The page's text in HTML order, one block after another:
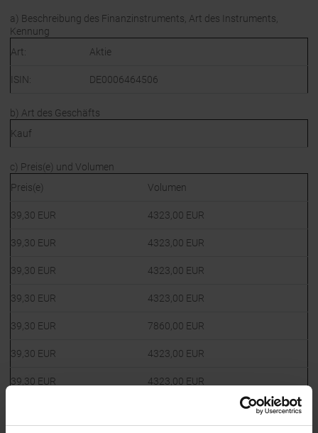
a) Beschreibung des Finanzinstruments, Art des Instruments,
Kennung
Art:
Aktie
ISIN: DE0006464506
b) Art des Geschäfts
Kauf
c) Preis(e) und Volumen
Preis(e)
Volumen
39,30 EUR 4323,00 EUR
39,30 EUR 4323,00 EUR
39,30 EUR 4323,00 EUR
39,30 EUR 4323,00 EUR
39,30 EUR 7860,00 EUR
39,30 EUR 4323,00 EUR
39,30 EUR 4323,00 EUR